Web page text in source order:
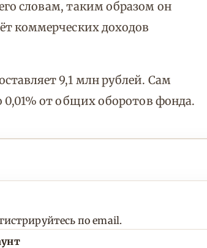
словам, таким образом он
коммерческих доходов
9,1 млн рублей. Сам
от общих оборотов фонда.
по email.